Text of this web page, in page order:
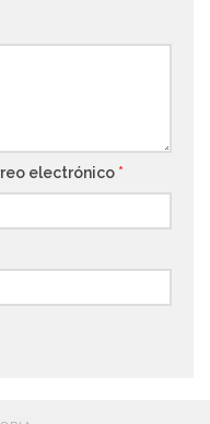
electrónico *